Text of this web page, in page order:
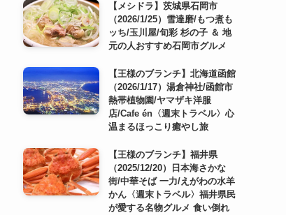
【メシドラ】茨城県石岡市
（2026/1/25）雪達磨/もつ煮も
ッち/玉川屋/旬彩 杉の子 ＆ 地
元の人おすすめ石岡市グルメ
【王様のブランチ】北海道函館
（2026/1/17）湯倉神社/函館市
熱帯植物園/ヤマザキ洋服
店/Cafe én〈週末トラベル〉心
温まるほっこり癒やし旅
【王様のブランチ】福井県
（2025/12/20）日本海さかな
街/中華そば 一力/えがわの水羊
かん〈週末トラベル〉福井県民
が愛する名物グルメ 食い倒れ